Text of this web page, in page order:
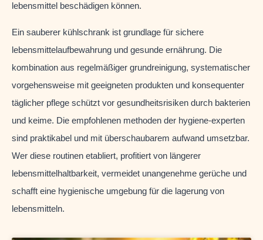
lebensmittel beschädigen können.
Ein sauberer kühlschrank ist grundlage für sichere
lebensmittelaufbewahrung und gesunde ernährung. Die
kombination aus regelmäßiger grundreinigung, systematischer
vorgehensweise mit geeigneten produkten und konsequenter
täglicher pflege schützt vor gesundheitsrisiken durch bakterien
und keime. Die empfohlenen methoden der hygiene-experten
sind praktikabel und mit überschaubarem aufwand umsetzbar.
Wer diese routinen etabliert, profitiert von längerer
lebensmittelhaltbarkeit, vermeidet unangenehme gerüche und
schafft eine hygienische umgebung für die lagerung von
lebensmitteln.